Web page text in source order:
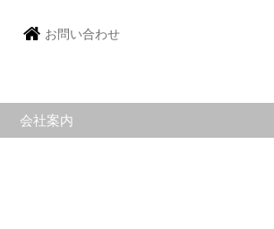
お問い合わせ
会社案内